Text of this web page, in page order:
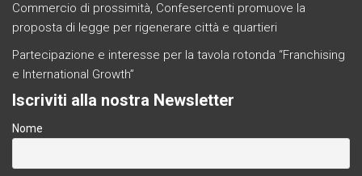
Commercio di prossimità, Confesercenti promuove la
proposta di legge per rigenerare città e quartieri
Partecipazione e interesse per la tavola rotonda “Franchising
e International Growth”
Iscriviti alla nostra Newsletter
Nome